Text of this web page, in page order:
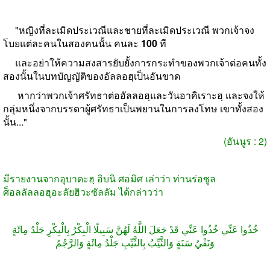
"หญิงที่ละเมิดประเวณีและชายที่ละเมิดประเวณี พวกเจ้าจง
โบยแต่ละคนในสองคนนั้น คนละ 100ที
และอย่าให้ความสงสารยับยั้งการกระทำของพวกเจ้าต่อคนทั้ง
สองนั้นในบทบัญญัติของอัลลอฮฺเป็นอันขาด
หากว่าพวกเจ้าศรัทธาต่ออัลลอฮฺและวันอาคิเราะฮฺ และจงให้
กลุ่มหนึ่งจากบรรดาผู้ศรัทธาเป็นพยานในการลงโทษ เขาทั้งสอง
นั้น..."
(อันนูร : 2)
มีรายงานจากอุบาดะฮฺ อิบนิ ศอมิศ เล่าว่า ท่านร่อซูล
ศ็อลลัลลอฮุอะลัยฮิวะซัลลัม ได้กล่าวว่า
خُذُوا عَنِّي خُذُوا عَنِّي قَدْ جَعَلَ اللَّهُ لَهُنَّ سَبِيلًا الْبِكْرُ بِالْبِكْرِ جَلْدُ مِائَةٍ
وَنَفْيُ سَنَةٍ وَالثَّيِّبُ بِالثَّيِّبِ جَلْدُ مِائَةٍ وَالرَّجْمُ